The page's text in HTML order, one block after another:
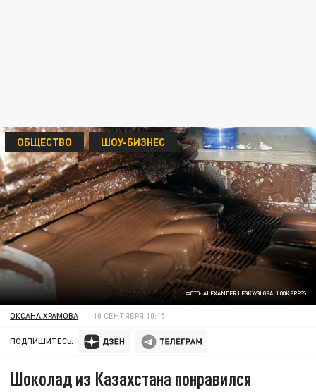
ФОТО: ALEXANDER LEGKY/GLOBALLOOKPRESS
ОБЩЕСТВО ШОУ-БИЗНЕС
ОКСАНА ХРАМОВА 10 СЕНТЯБРЯ 10:15
ПОДПИШИТЕСЬ:
Шоколад из Казахстана понравился